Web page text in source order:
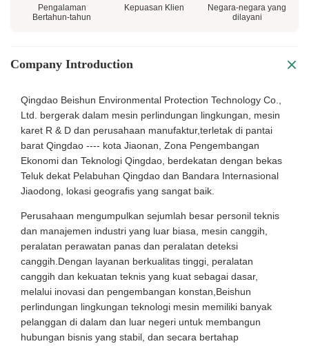
Pengalaman
Bertahun-tahun
Kepuasan Klien
Negara-negara yang
dilayani
Company Introduction
Qingdao Beishun Environmental Protection Technology Co.,
Ltd. bergerak dalam mesin perlindungan lingkungan, mesin
karet R & D dan perusahaan manufaktur,terletak di pantai
barat Qingdao ---- kota Jiaonan, Zona Pengembangan
Ekonomi dan Teknologi Qingdao, berdekatan dengan bekas
Teluk dekat Pelabuhan Qingdao dan Bandara Internasional
Jiaodong, lokasi geografis yang sangat baik.
Perusahaan mengumpulkan sejumlah besar personil teknis
dan manajemen industri yang luar biasa, mesin canggih,
peralatan perawatan panas dan peralatan deteksi
canggih.Dengan layanan berkualitas tinggi, peralatan
canggih dan kekuatan teknis yang kuat sebagai dasar,
melalui inovasi dan pengembangan konstan,Beishun
perlindungan lingkungan teknologi mesin memiliki banyak
pelanggan di dalam dan luar negeri untuk membangun
hubungan bisnis yang stabil, dan secara bertahap